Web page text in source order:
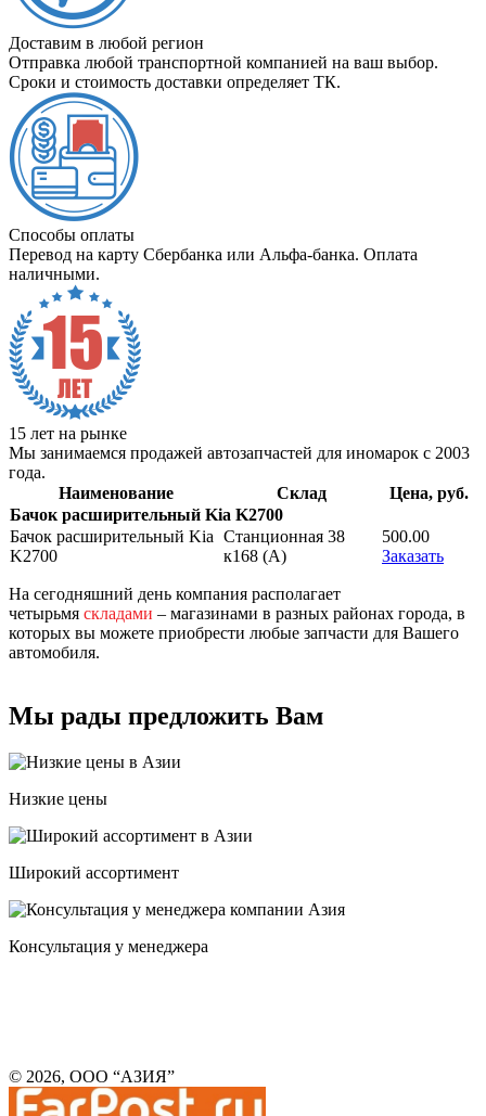
Доставим в любой регион
Отправка любой транспортной компанией на ваш выбор.
Сроки и стоимость доставки определяет ТК.
Способы оплаты
Перевод на карту Сбербанка или Альфа-банка. Оплата
наличными.
15 лет на рынке
Мы занимаемся продажей автозапчастей для иномарок с 2003
года.
Наименование
Склад
Цена, руб.
Бачок расширительный Kia K2700
Бачок расширительный Kia
K2700
Станционная 38
к168 (A)
500.00
Заказать
На сегодняшний день компания располагает
четырьмя складами – магазинами в разных районах города, в
которых вы можете приобрести любые запчасти для Вашего
автомобиля.
Мы рады предложить Вам
Низкие цены
Широкий ассортимент
Консультация у менеджера
© 2026, ООО “АЗИЯ”